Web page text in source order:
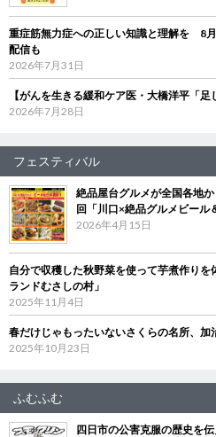
重症筋無力症への正しい知識と理解を 8
配信も
2026年7月31日
【がんを生きる緩和ケア医・大橋洋平「
2026年7月28日
フェスティバル
絶品屋台グルメが全国各地
回「川口×絶品グルメビール
2026年4月15日
自分で収穫した秋野菜を使って芋煮作り
ランドむさしの村」
2025年11月4日
春だけじゃもったいないさくらの名所、加
2025年10月23日
ふむふむ
四日市の公害克服の歴史を